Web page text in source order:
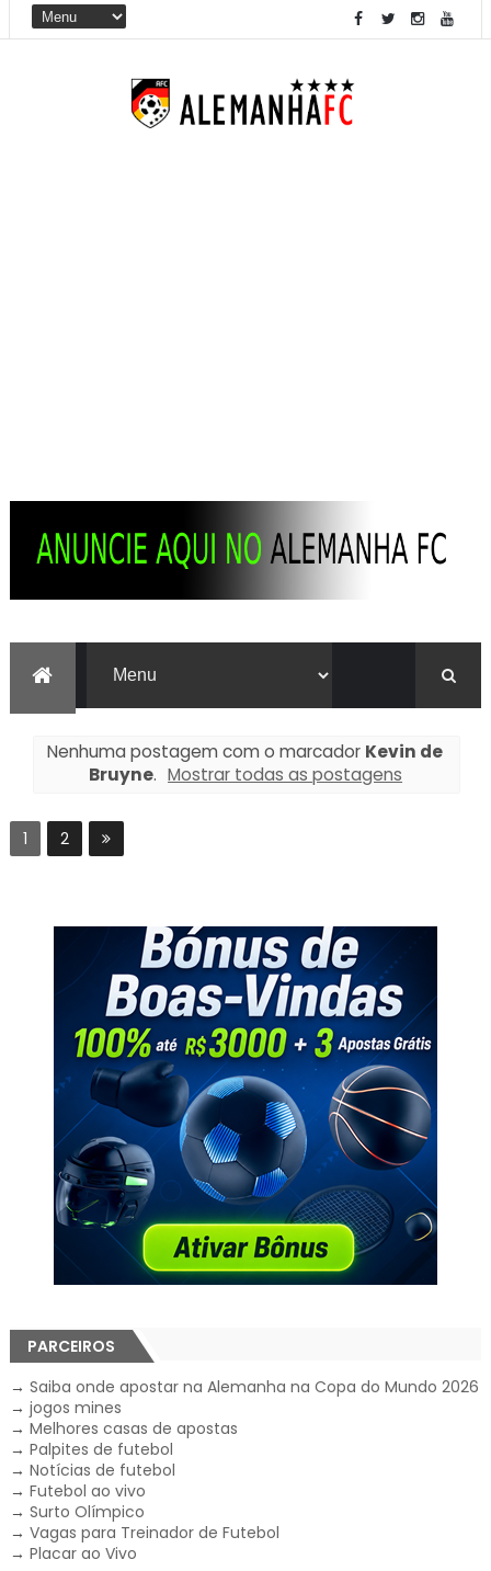
Nenhuma postagem com o marcador Kevin de
Bruyne. Mostrar todas as postagens
1 2
PARCEIROS
→ Saiba onde apostar na Alemanha na Copa do Mundo 2026
→ jogos mines
→ Melhores casas de apostas
→ Palpites de futebol
→ Notícias de futebol
→ Futebol ao vivo
→ Surto Olímpico
→ Vagas para Treinador de Futebol
→ Placar ao Vivo